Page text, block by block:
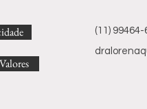
(11) 99464-